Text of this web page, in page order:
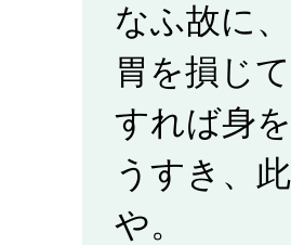
なふ故に
胃を損じ
すれば身
うすき、
や。